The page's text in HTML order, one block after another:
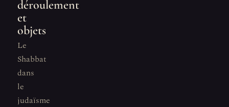
déroulement
et
objets
Le
Shabbat
dans
le
judaïsme